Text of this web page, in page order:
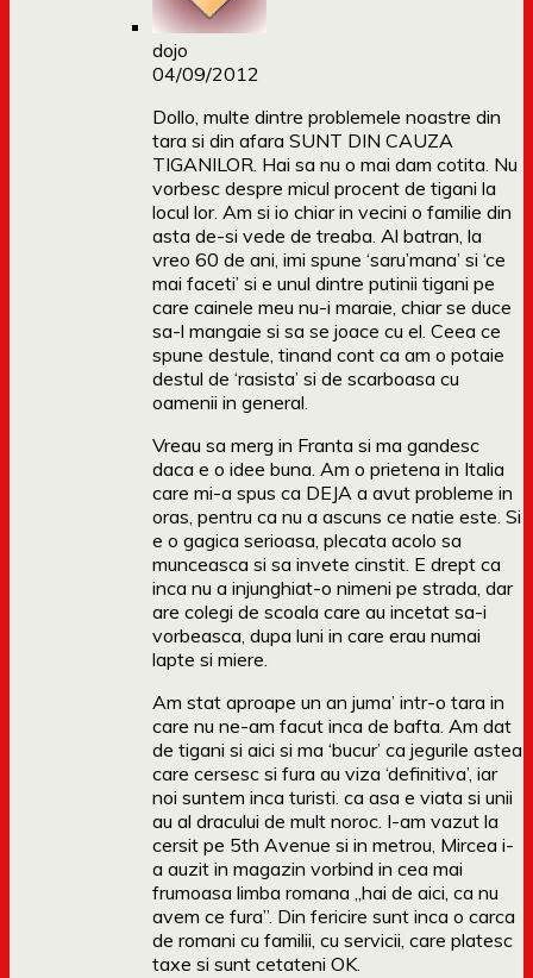
dojo
04/09/2012
Dollo, multe dintre problemele noastre din
tara si din afara SUNT DIN CAUZA
TIGANILOR. Hai sa nu o mai dam cotita. Nu
vorbesc despre micul procent de tigani la
locul lor. Am si io chiar in vecini o familie din
asta de-si vede de treaba. Al batran, la
vreo 60 de ani, imi spune ‘saru’mana’ si ‘ce
mai faceti’ si e unul dintre putinii tigani pe
care cainele meu nu-i maraie, chiar se duce
sa-l mangaie si sa se joace cu el. Ceea ce
spune destule, tinand cont ca am o potaie
destul de ‘rasista’ si de scarboasa cu
oamenii in general.
Vreau sa merg in Franta si ma gandesc
daca e o idee buna. Am o prietena in Italia
care mi-a spus ca DEJA a avut probleme in
oras, pentru ca nu a ascuns ce natie este. Si
e o gagica serioasa, plecata acolo sa
munceasca si sa invete cinstit. E drept ca
inca nu a injunghiat-o nimeni pe strada, dar
are colegi de scoala care au incetat sa-i
vorbeasca, dupa luni in care erau numai
lapte si miere.
Am stat aproape un an juma’ intr-o tara in
care nu ne-am facut inca de bafta. Am dat
de tigani si aici si ma ‘bucur’ ca jegurile astea
care cersesc si fura au viza ‘definitiva’, iar
noi suntem inca turisti. ca asa e viata si unii
au al dracului de mult noroc. I-am vazut la
cersit pe 5th Avenue si in metrou, Mircea i-
a auzit in magazin vorbind in cea mai
frumoasa limba romana „hai de aici, ca nu
avem ce fura”. Din fericire sunt inca o carca
de romani cu familii, cu servicii, care platesc
taxe si sunt cetateni OK.